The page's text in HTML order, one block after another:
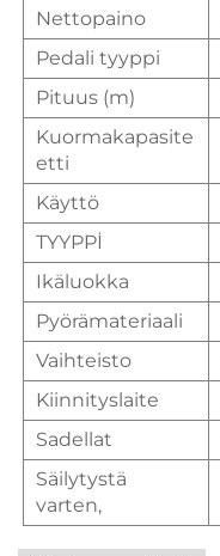
Nettopaino
Pedali tyyppi
Pituus (m)
Kuormakapasite
etti
Käyttö
TYYPPİ
Ikäluokka
Pyörämateriaali
Vaihteisto
Kiinnityslaite
Sadellat
Säilytystä
varten,